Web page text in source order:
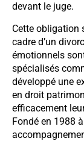
devant le juge.
Cette obligation
cadre d’un
émotionnels
spécialisés
développé une
en droit
efficacement
Fondé en 1988